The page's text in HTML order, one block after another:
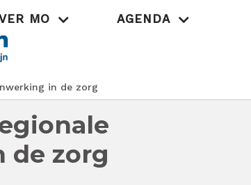
MO AGENDA
in de zorg
de zorg